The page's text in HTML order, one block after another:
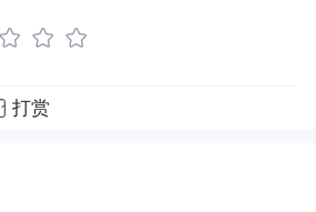
打赏